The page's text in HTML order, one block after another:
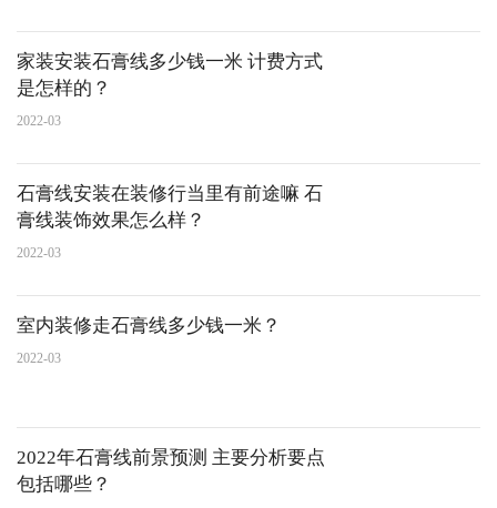
家装安装石膏线多少钱一米 计费方式
是怎样的？
2022-03
石膏线安装在装修行当里有前途嘛 石
膏线装饰效果怎么样？
2022-03
室内装修走石膏线多少钱一米？
2022-03
2022年石膏线前景预测 主要分析要点
包括哪些？